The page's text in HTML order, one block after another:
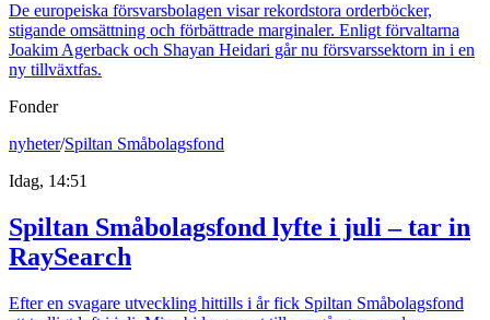
De europeiska försvarsbolagen visar rekordstora orderböcker,
stigande omsättning och förbättrade marginaler. Enligt förvaltarna
Joakim Agerback och Shayan Heidari går nu försvarssektorn in i en
ny tillväxtfas.
Fonder
nyheter/Spiltan Småbolagsfond
Idag, 14:51
Spiltan Småbolagsfond lyfte i juli – tar in
RaySearch
Efter en svagare utveckling hittills i år fick Spiltan Småbolagsfond